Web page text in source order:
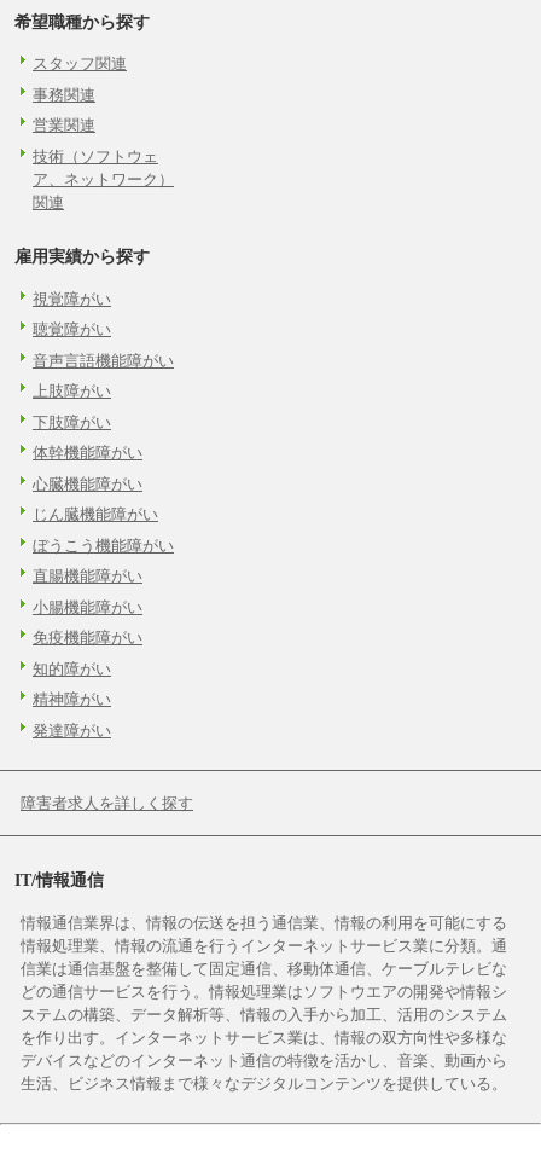
希望職種から探す
スタッフ関連
事務関連
営業関連
技術（ソフトウェ
ア、ネットワーク）
関連
雇用実績から探す
視覚障がい
聴覚障がい
音声言語機能障がい
上肢障がい
下肢障がい
体幹機能障がい
心臓機能障がい
じん臓機能障がい
ぼうこう機能障がい
直腸機能障がい
小腸機能障がい
免疫機能障がい
知的障がい
精神障がい
発達障がい
障害者求人を詳しく探す
IT/情報通信
情報通信業界は、情報の伝送を担う通信業、情報の利用を可能にする
情報処理業、情報の流通を行うインターネットサービス業に分類。通
信業は通信基盤を整備して固定通信、移動体通信、ケーブルテレビな
どの通信サービスを行う。情報処理業はソフトウエアの開発や情報シ
ステムの構築、データ解析等、情報の入手から加工、活用のシステム
を作り出す。インターネットサービス業は、情報の双方向性や多様な
デバイスなどのインターネット通信の特徴を活かし、音楽、動画から
生活、ビジネス情報まで様々なデジタルコンテンツを提供している。